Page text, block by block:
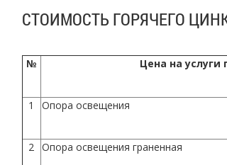
СТОИМОСТЬ ГОРЯЧЕГО
№ Цена на услуги
1 Опора освещения
2 Опора освещения граненная